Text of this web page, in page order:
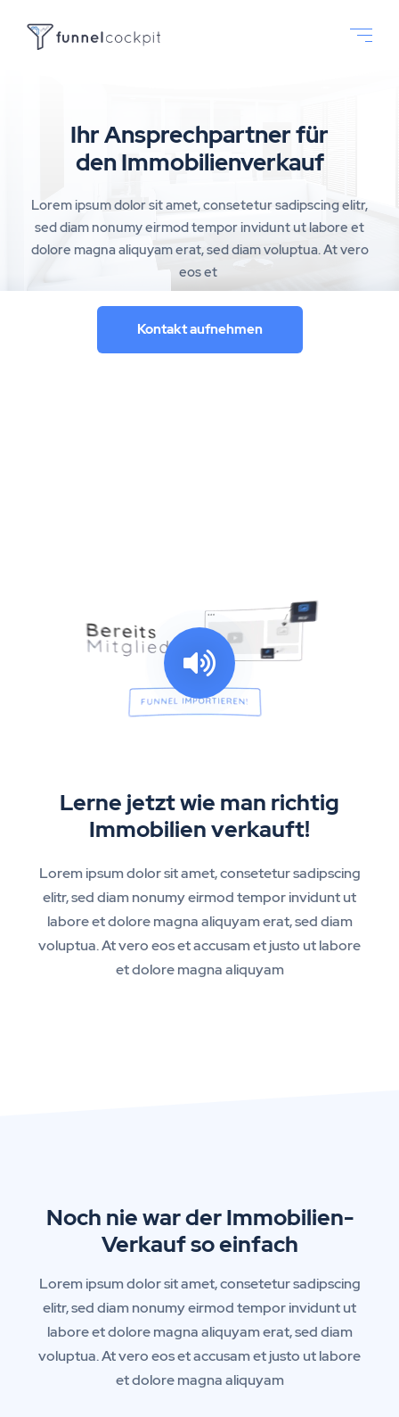
Ihr Ansprechpartner für
den Immobilienverkauf
Lorem ipsum dolor sit amet, consetetur sadipscing elitr,
sed diam nonumy eirmod tempor invidunt ut labore et
dolore magna aliquyam erat, sed diam voluptua. At vero
eos et
Kontakt aufnehmen
Lerne jetzt wie man richtig
Immobilien verkauft!
Lorem ipsum dolor sit amet, consetetur sadipscing
elitr, sed diam nonumy eirmod tempor invidunt ut
labore et dolore magna aliquyam erat, sed diam
voluptua. At vero eos et accusam et justo ut labore
et dolore magna aliquyam
Noch nie war der Immobilien-
Verkauf so einfach
Lorem ipsum dolor sit amet, consetetur sadipscing
elitr, sed diam nonumy eirmod tempor invidunt ut
labore et dolore magna aliquyam erat, sed diam
voluptua. At vero eos et accusam et justo ut labore
et dolore magna aliquyam